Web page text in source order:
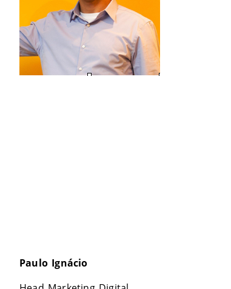
Paulo Ignácio